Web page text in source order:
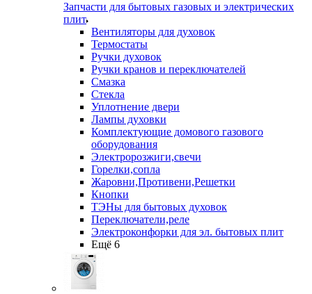
Запчасти для бытовых газовых и электрических
плит
Вентиляторы для духовок
Термостаты
Ручки духовок
Ручки кранов и переключателей
Смазка
Стекла
Уплотнение двери
Лампы духовки
Комплектующие домового газового
оборудования
Электророзжиги,свечи
Горелки,сопла
Жаровни,Противени,Решетки
Кнопки
ТЭНы для бытовых духовок
Переключатели,реле
Электроконфорки для эл. бытовых плит
Ещё 6